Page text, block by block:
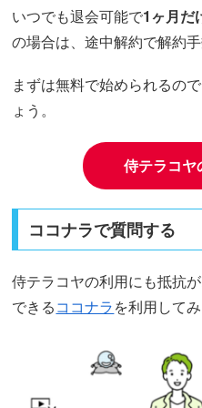
いつでも退会可能で1ヶ月だ
の場合は、途中解約で解約
まずは無料で始められるの
ょう。
侍テラコヤ
ココナラで質問する
侍テラコヤの利用にも抵抗
できるココナラを利用して